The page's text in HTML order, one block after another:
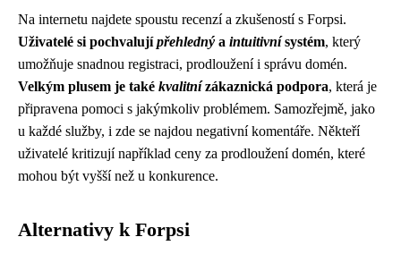
Na internetu najdete spoustu recenzí a zkušeností s Forpsi.
Uživatelé si pochvalujípřehledný a intuitivnísystém, který
umožňuje snadnou registraci, prodloužení i správu domén.
Velkým plusem je také kvalitnízákaznická podpora, která je
připravena pomoci s jakýmkoliv problémem. Samozřejmě, jako
u každé služby, i zde se najdou negativní komentáře. Někteří
uživatelé kritizují například ceny za prodloužení domén, které
mohou být vyšší než u konkurence.
Alternativy k Forpsi